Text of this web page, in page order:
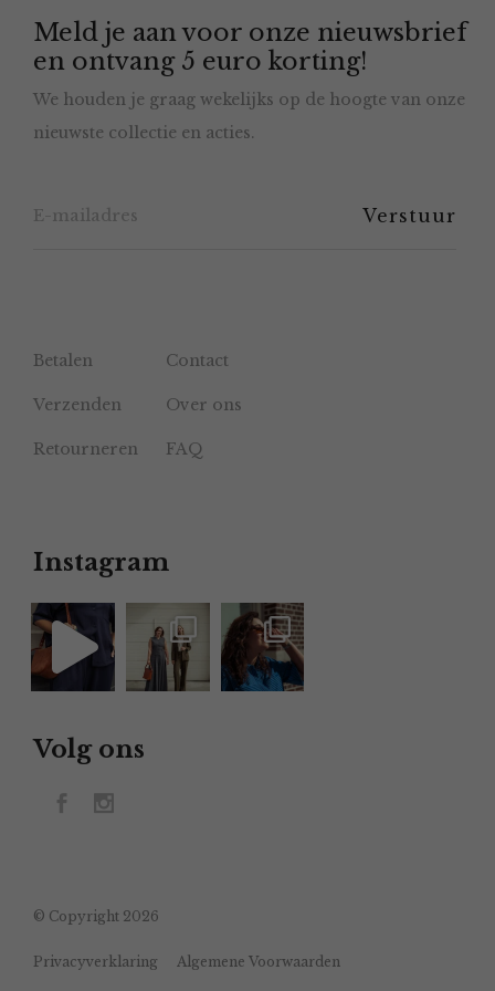
kan
gekozen
worden
op
productpagina
Meld je aan voor onze nieuwsbrief
en ontvang 5 euro korting!
We houden je graag wekelijks op de hoogte van onze
nieuwste collectie en acties.
Betalen Contact
Verzenden Over ons
Retourneren FAQ
Instagram
Volg ons
© Copyright 2026
Privacyverklaring Algemene Voorwaarden